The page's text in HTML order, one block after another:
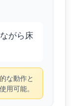
がら床
な動作と
用可能。